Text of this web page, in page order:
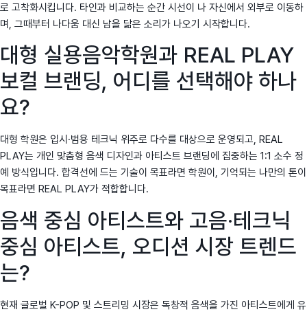
로 고착화시킵니다. 타인과 비교하는 순간 시선이 나 자신에서 외부로 이동하
며, 그때부터 나다움 대신 남을 닮은 소리가 나오기 시작합니다.
대형 실용음악학원과 REAL PLAY
보컬 브랜딩, 어디를 선택해야 하나
요?
대형 학원은 입시·범용 테크닉 위주로 다수를 대상으로 운영되고, REAL
PLAY는 개인 맞춤형 음색 디자인과 아티스트 브랜딩에 집중하는 1:1 소수 정
예 방식입니다. 합격선에 드는 기술이 목표라면 학원이, 기억되는 나만의 톤이
목표라면 REAL PLAY가 적합합니다.
음색 중심 아티스트와 고음·테크닉
중심 아티스트, 오디션 시장 트렌드
는?
현재 글로벌 K-POP 및 스트리밍 시장은 독창적 음색을 가진 아티스트에게 유